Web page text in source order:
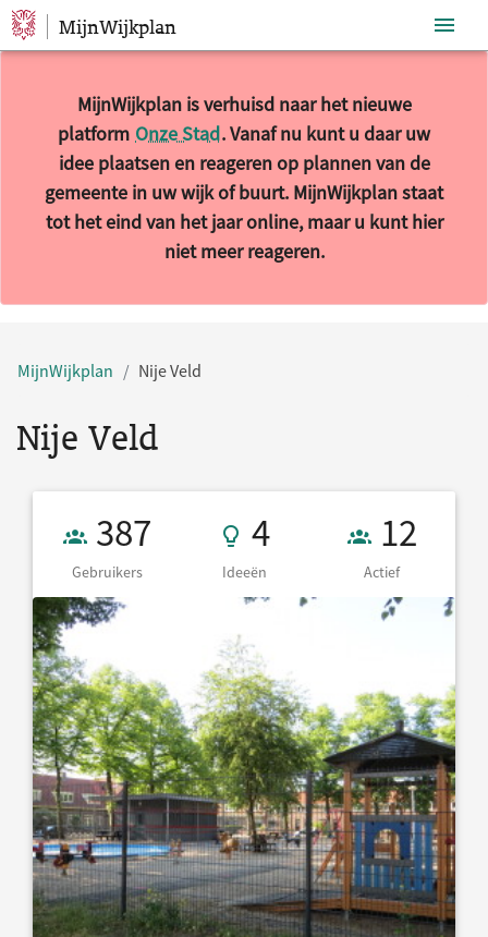
Sla navigatie over
MijnWijkplan
MijnWijkplan is verhuisd naar het nieuwe
platform Onze Stad. Vanaf nu kunt u daar uw
idee plaatsen en reageren op plannen van de
gemeente in uw wijk of buurt. MijnWijkplan staat
tot het eind van het jaar online, maar u kunt hier
niet meer reageren.
MijnWijkplan
Nije Veld
Nije Veld
Gebruikers 387
387
Gebruikers
4 Ideeën
4
Ideeën
12 Actief
12
Actief